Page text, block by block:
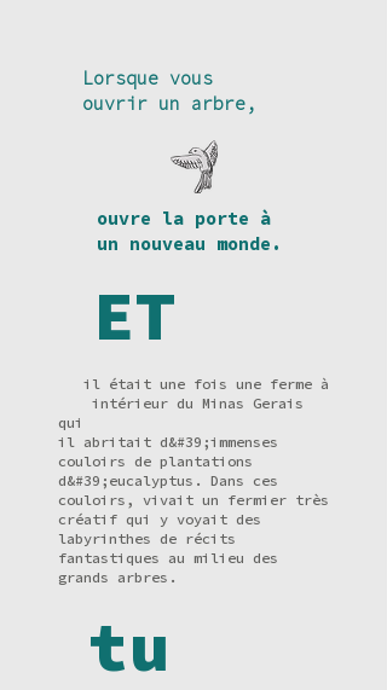
Lorsque vous
ouvrir un arbre,
ouvre la porte à
un nouveau monde.
ET
il était une fois une ferme à
intérieur du Minas Gerais
qui
il abritait d&#39;immenses
couloirs de plantations
d&#39;eucalyptus. Dans ces
couloirs, vivait un fermier très
créatif qui y voyait des
labyrinthes de récits
fantastiques au milieu des
grands arbres.
tu